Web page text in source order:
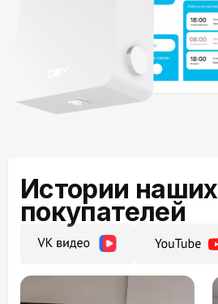
Истории наших
покупателей